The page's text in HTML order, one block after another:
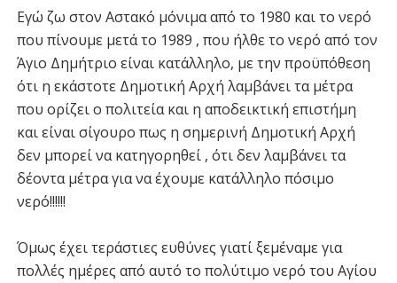
Εγώ ζω στον Αστακό μόνιμα από το 1980 και το νερό
που πίνουμε μετά το 1989 , που ήλθε το νερό από τον
Άγιο Δημήτριο είναι κατάλληλο, με την προϋπόθεση
ότι η εκάστοτε Δημοτική Αρχή λαμβάνει τα μέτρα
που ορίζει ο πολιτεία και η αποδεικτική επιστήμη
και είναι σίγουρο πως η σημερινή Δημοτική Αρχή
δεν μπορεί να κατηγορηθεί , ότι δεν λαμβάνει τα
δέοντα μέτρα για να έχουμε κατάλληλο πόσιμο
νερό!!!!!!
Όμως έχει τεράστιες ευθύνες γιατί ξεμέναμε για
πολλές ημέρες από αυτό το πολύτιμο νερό του Αγίου